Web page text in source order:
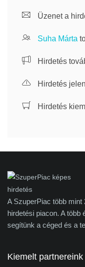
Üzenet a
Suha Márta
Hirdetés
Hirdetés
Hirdetés
A SzuperPiac több mint
hirdetési piacon. A
segítünk a céged és a
Kiemelt partnereink